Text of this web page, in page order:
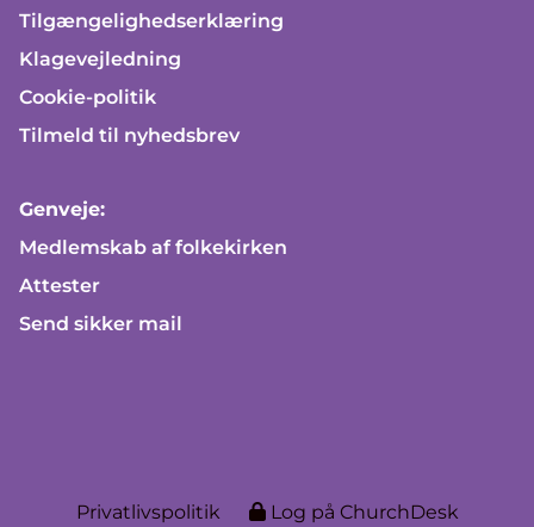
Tilgængelighedserklæring
Klagevejledning
Cookie-politik
Tilmeld til nyhedsbrev
Genveje:
Medlemskab af folkekirken
Attester
Send sikker mail
Privatlivspolitik Log på ChurchDesk